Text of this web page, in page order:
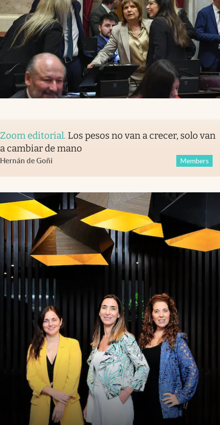
Zoom editorial. Los pesos no van a crecer, solo van
a cambiar de mano
Hernán de Goñi Members